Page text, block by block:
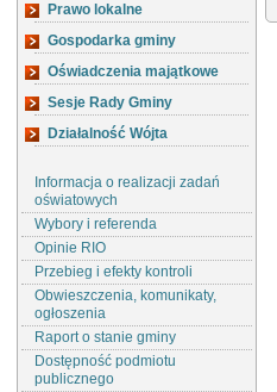
Prawo lokalne
Gospodarka gminy
Oświadczenia majątkowe
Sesje Rady Gminy
Działalność Wójta
Informacja o realizacji zadań
oświatowych
Wybory i referenda
Opinie RIO
Przebieg i efekty kontroli
Obwieszczenia, komunikaty,
ogłoszenia
Raport o stanie gminy
Dostępność podmiotu
publicznego